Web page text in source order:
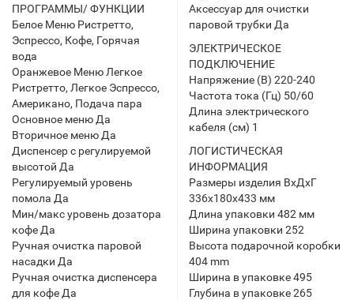
ПРОГРАММЫ/ ФУНКЦИИ
Белое Меню Ристретто,
Эспрессо, Кофе, Горячая
вода
Оранжевое Меню Легкое
Ристретто, Легкое Эспрессо,
Американо, Подача пара
Основное меню Да
Вторичное меню Да
Диспенсер с регулируемой
высотой Да
Регулируемый уровень
помола Да
Мин/макс уровень дозатора
кофе Да
Ручная очистка паровой
насадки Да
Ручная очистка диспенсера
для кофе Да
Аксессуар для очистки
паровой трубки Да
ЭЛЕКТРИЧЕСКОЕ
ПОДКЛЮЧЕНИЕ
Напряжение (В) 220-240
Частота тока (Гц) 50/60
Длина электрического
кабеля (см) 1
ЛОГИСТИЧЕСКАЯ
ИНФОРМАЦИЯ
Размеры изделия ВхДхГ
336x180x433 мм
Длина упаковки 482 мм
Ширина упаковки 252
Высота подарочной коробки
404 mm
Ширина в упаковке 495
Глубина в упаковке 265